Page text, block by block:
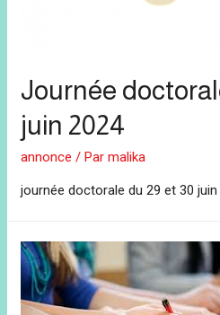
Journée
juin 2024
annonce / Parmalika
journée doctorale du 29 et 30 juin